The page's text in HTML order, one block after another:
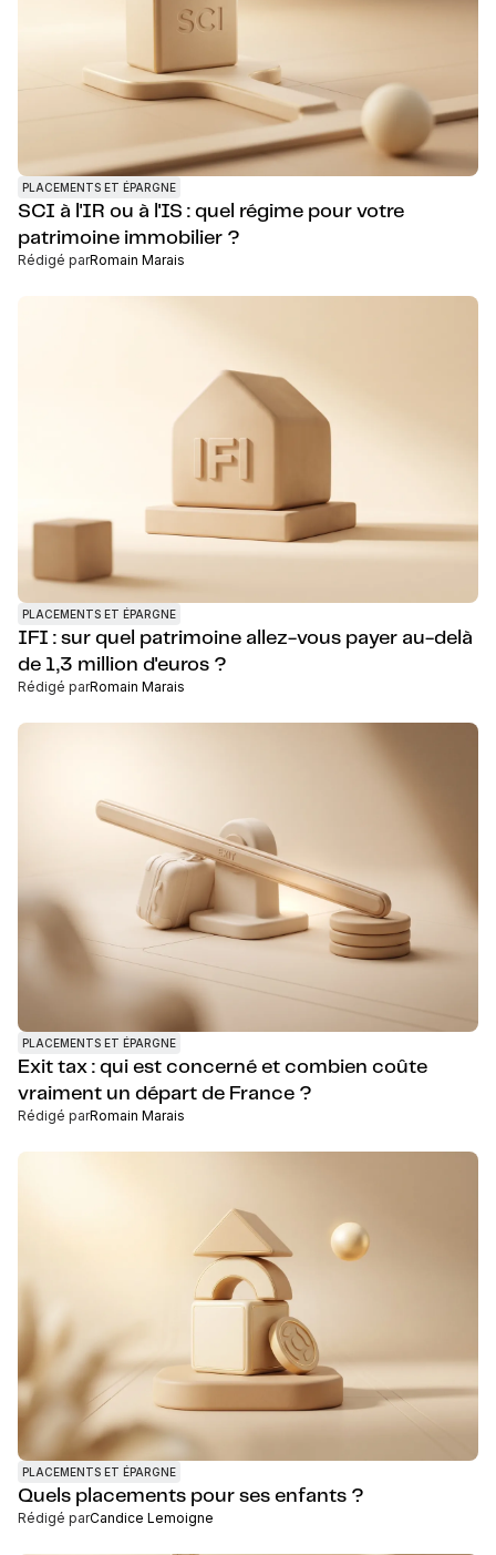
PLACEMENTS ET ÉPARGNE
SCI à l'IR ou à l'IS : quel régime pour votre
patrimoine immobilier ?
Rédigé parRomain Marais
PLACEMENTS ET ÉPARGNE
IFI : sur quel patrimoine allez-vous payer au-delà
de 1,3 million d'euros ?
Rédigé parRomain Marais
PLACEMENTS ET ÉPARGNE
Exit tax : qui est concerné et combien coûte
vraiment un départ de France ?
Rédigé parRomain Marais
PLACEMENTS ET ÉPARGNE
Quels placements pour ses enfants ?
Rédigé parCandice Lemoigne